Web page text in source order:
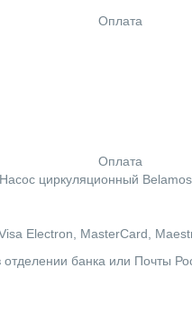
Оплата
Оплата
Насос циркуляционный
Electron, MasterCard,
банка или Почты